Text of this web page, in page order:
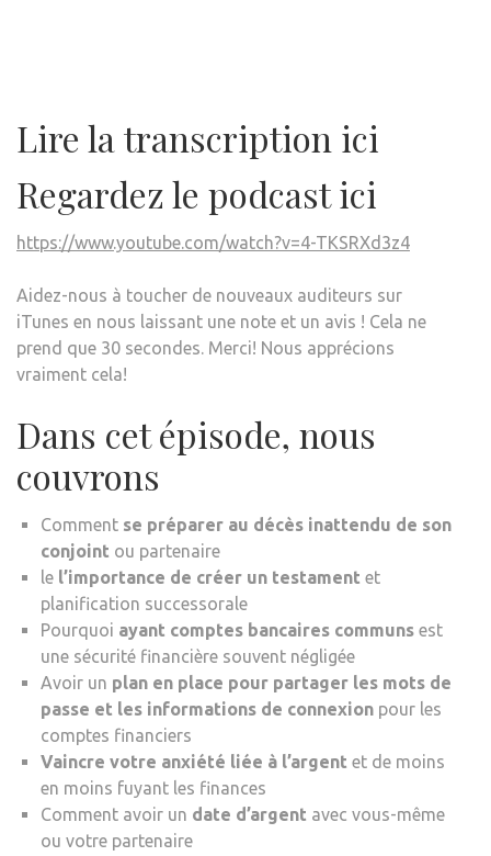
Lire la transcription ici
Regardez le podcast ici
https://www.youtube.com/watch?v=4-TKSRXd3z4
Aidez-nous à toucher de nouveaux auditeurs sur
iTunes en nous laissant une note et un avis ! Cela ne
prend que 30 secondes. Merci! Nous apprécions
vraiment cela!
Dans cet épisode, nous
couvrons
Comment se préparer au décès inattendu de son
conjoint ou partenaire
le l’importance de créer un testament et
planification successorale
Pourquoi ayant comptes bancaires communs est
une sécurité financière souvent négligée
Avoir un plan en place pour partager les mots de
passe et les informations de connexion pour les
comptes financiers
Vaincre votre anxiété liée à l’argent et de moins
en moins fuyant les finances
Comment avoir un date d’argent avec vous-même
ou votre partenaire